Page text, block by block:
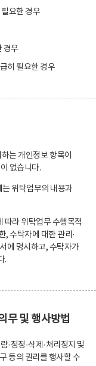
요한 경우
경우
히 필요한 경우
는 개인정보 항목이
없습니다.
위탁업무의 내용과
따라 위탁업무 수행목적
, 수탁자에 대한 관리·
에 명시하고, 수탁자가
.
무 및 행사방법
·정정·삭제·처리정지 및
등의 권리를 행사할 수